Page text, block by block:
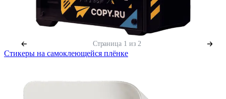
Страница 1 из 2
Стикеры на самоклеющейся плёнке